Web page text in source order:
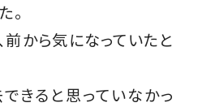
。
前から気になっていたと
きると思っていなかっ